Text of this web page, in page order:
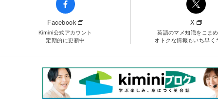
Facebook
Kimini公式アカウント
定期的に更新中
X
英語のマメ知識をこま
オトクな情報もいち早く